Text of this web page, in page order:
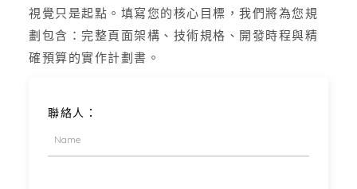
視覺只是起點。填寫您的核心目標，我們將為您規
劃包含：完整頁面架構、技術規格、開發時程與精
確預算的實作計劃書。
聯絡人：